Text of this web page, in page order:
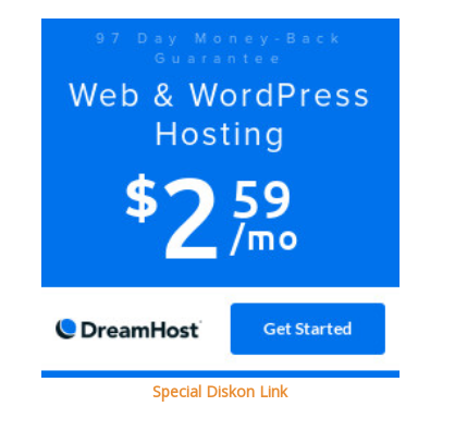
Yuk
Yuk
bersama
Special Diskon Link